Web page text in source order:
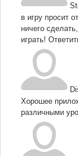
в игру просит
ничего
играть!
Хорошее
различными